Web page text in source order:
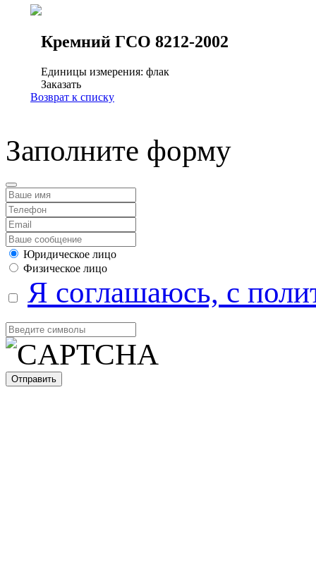
Кремний ГСО 8212-2002
Единицы измерения: флак
Заказать
Возврат к списку
Заполните форму
Юридическое лицо
Физическое лицо
Я соглашаюсь, с